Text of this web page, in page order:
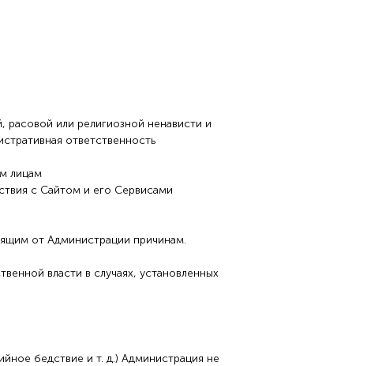
расовой или религиозной ненависти и
ответственность
лицам
с Сайтом и его Сервисами
от Администрации причинам.
власти в случаях, установленных
бедствие и т. д.) Администрация не